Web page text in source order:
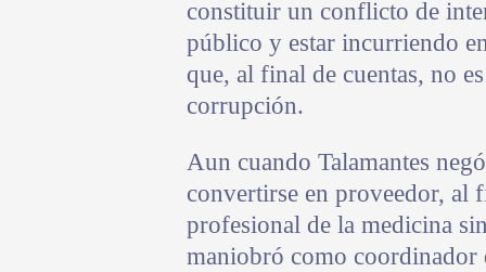
constituir un conflicto de
público y estar incurriendo
que, al final de cuentas, no
corrupción.
Aun cuando Talamantes
convertirse en proveedor,
profesional de la medicina
maniobró como coordinador